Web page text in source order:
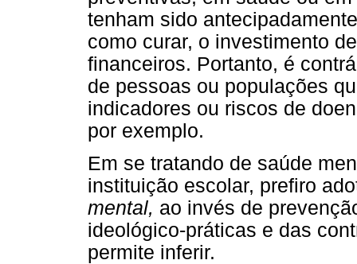
tenham sido
como curar, o investimento
financeiros. Portanto, é
de pessoas ou populações
indicadores ou riscos de
por exemplo.
Em se tratando de saúde
instituição escolar, prefiro
mental, ao invés de
ideológico-práticas e das
permite inferir.